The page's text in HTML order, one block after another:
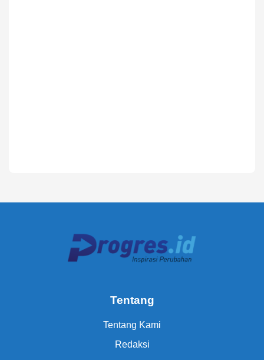
Tentang
Tentang Kami
Redaksi